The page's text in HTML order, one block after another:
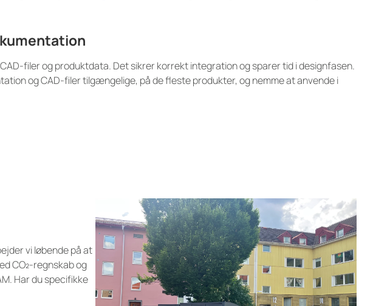
filer og produktdata. Det sikrer korrekt integration og sparer tid i designfasen.
og CAD-filer tilgængelige, på de fleste produkter, og nemme at anvende i
vi løbende på at
CO₂-regnskab og
Har du specifikke